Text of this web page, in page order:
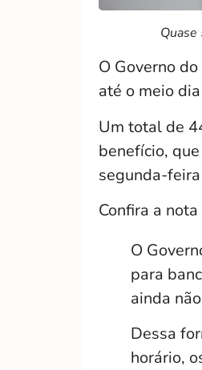
O Governo
até o meio
Um total de
benefício,
segunda-
Confira a
O
para
ainda
Dessa
horário,